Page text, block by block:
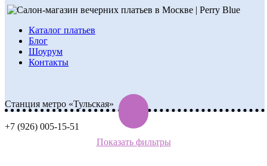
Каталог платьев
Блог
Шоурум
Контакты
Станция метро «Тульская»
+7 (926) 005-15-51
Показать фильтры